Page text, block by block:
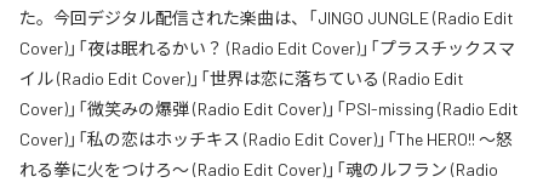
た。今回デジタル配信された楽曲は、「JINGO JUNGLE (Radio Edit
Cover)」「夜は眠れるかい？ (Radio Edit Cover)」「プラスチックスマ
イル (Radio Edit Cover)」「世界は恋に落ちている (Radio Edit
Cover)」「微笑みの爆弾 (Radio Edit Cover)」「PSI-missing (Radio Edit
Cover)」「私の恋はホッチキス (Radio Edit Cover)」「The HERO!! 〜怒
れる拳に火をつけろ〜 (Radio Edit Cover)」「魂のルフラン (Radio